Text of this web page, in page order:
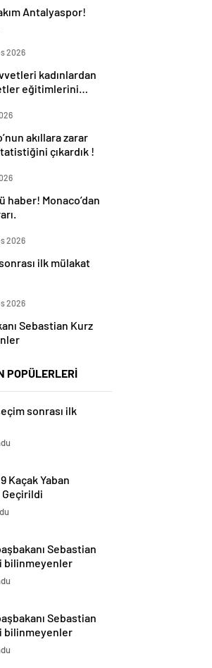
Antalyaspor!
2026
kadınlardan
eğitimlerini
akıllara zarar
çıkardık !
haber! Monaco’dan
2026
ilk mülakat
2026
Sebastian Kurz
POPÜLERLERİ
sonrası ilk
Kaçak Yaban
Geçirildi
Sebastian
bilinmeyenler
Sebastian
bilinmeyenler